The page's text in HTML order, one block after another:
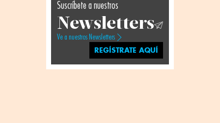
Suscríbete a nuestros
Newsletters
Ve a nuestros Newsletters
REGÍSTRATE AQUÍ